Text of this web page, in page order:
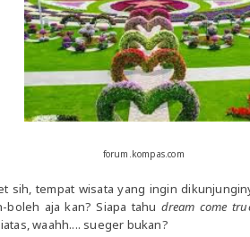
forum.kompas.com
sih, tempat wisata yang ingin
boleh aja kan? Siapa tahu dream come
waahh.... sueger bukan?